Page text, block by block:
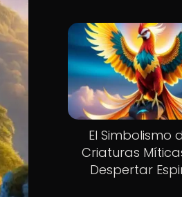
El Simbolismo
Criaturas
Despertar